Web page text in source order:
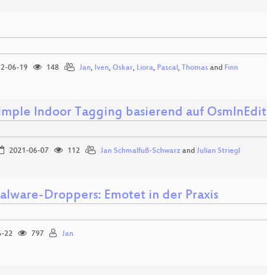
06-19 148 Jan, Iven, Oskar, Liora, Pascal , Thomasand Finn
Indoor Tagging basierend auf OsmInEdit
2021-06-07 112 Jan Schmalfuß-Schwarzand Julian Striegl
Droppers: Emotet in der Praxis
22 797 Jan